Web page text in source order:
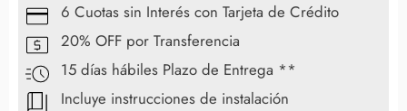
6 Cuotas sin Interés con Tarjeta de Crédito
20% OFF por Transferencia
15 días hábiles Plazo de Entrega **
Incluye instrucciones de instalación